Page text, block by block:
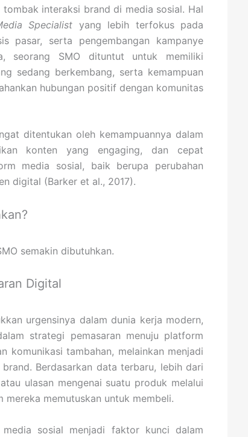
interaksi brand di media sosial. Hal
Specialist yang lebih terfokus pada
pasar, serta pengembangan kampanye
seorang SMO dituntut untuk memiliki
sedang berkembang, serta kemampuan
hubungan positif dengan komunitas
ditentukan oleh kemampuannya dalam
konten yang engaging, dan cepat
media sosial, baik berupa perubahan
digital (Barker et al., 2017).
semakin dibutuhkan.
Digital
urgensinya dalam dunia kerja modern,
strategi pemasaran menuju platform
komunikasi tambahan, melainkan menjadi
Berdasarkan data terbaru, lebih dari
ulasan mengenai suatu produk melalui
memutuskan untuk membeli.
sosial menjadi faktor kunci dalam